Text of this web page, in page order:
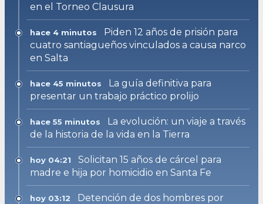
en el Torneo Clausura
hace 4 minutos
Piden 12 años de prisión para
cuatro santiagueños vinculados a causa narco
en Salta
hace 45 minutos
La guía definitiva para
presentar un trabajo práctico prolijo
hace 55 minutos
La evolución: un viaje a través
de la historia de la vida en la Tierra
hoy 04:21
Solicitan 15 años de cárcel para
madre e hija por homicidio en Santa Fe
hoy 03:12
Detención de dos hombres por